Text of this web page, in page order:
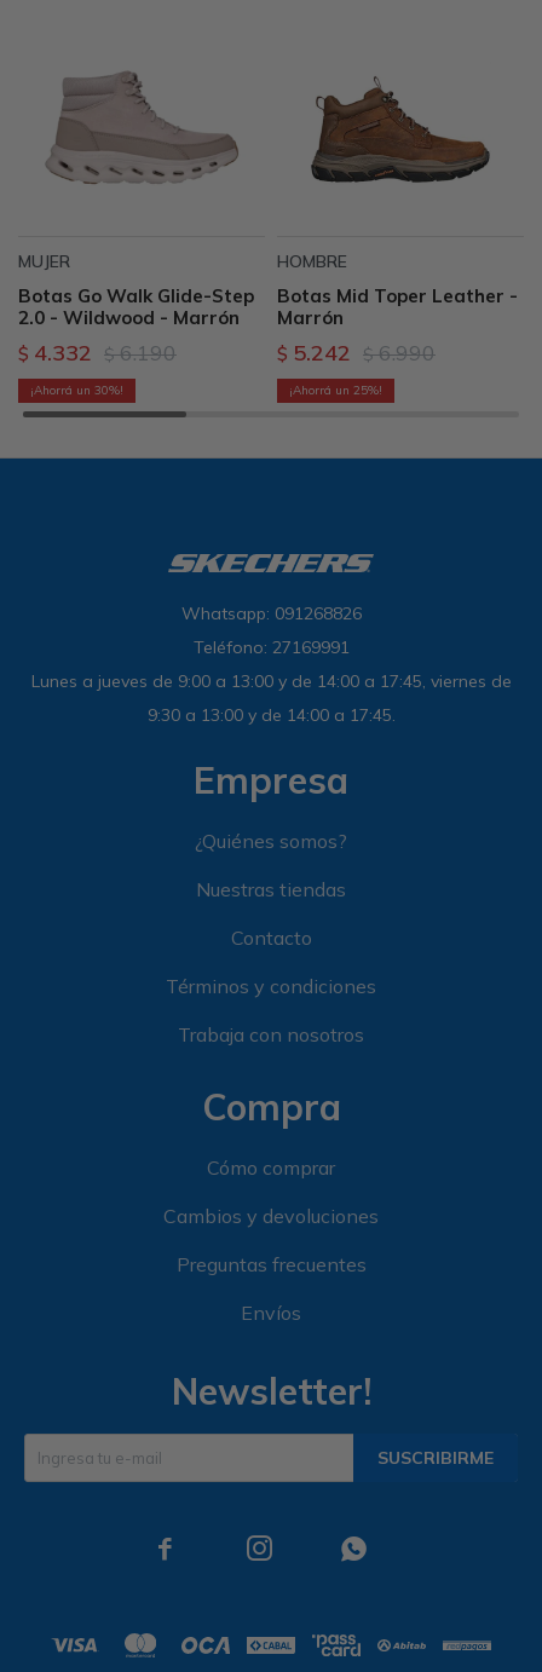
MUJER
Botas Go Walk Glide-Step
2.0 - Wildwood - Marrón
$ 4.332 $ 6.190
30
HOMBRE
Botas Mid Toper Leather -
Marrón
$ 5.242 $ 6.990
25
Whatsapp: 091268826
Teléfono: 27169991
Lunes a jueves de 9:00 a 13:00 y de 14:00 a 17:45, viernes de
9:30 a 13:00 y de 14:00 a 17:45.
Empresa
¿Quiénes somos?
Nuestras tiendas
Contacto
Términos y condiciones
Trabaja con nosotros
Compra
Cómo comprar
Cambios y devoluciones
Preguntas frecuentes
Envíos
Newsletter!
SUSCRIBIRME
  